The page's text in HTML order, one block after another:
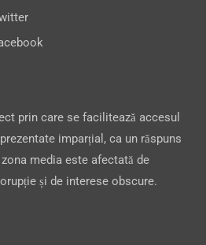
prin care se facilitează accesul
imparțial, ca un răspuns
media este afectată de
și de interese obscure.